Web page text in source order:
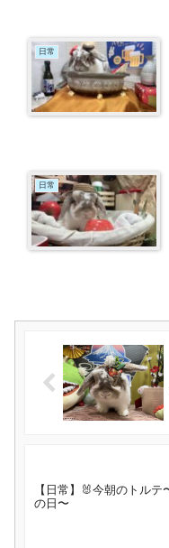
日常
日常
【日常】🐰今朝のトルテ
の日〜